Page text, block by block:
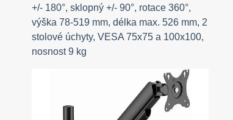
+/- 180°, sklopný +/- 90°, rotace 360°,
výška 78-519 mm, délka max. 526 mm, 2
stolové úchyty, VESA 75x75 a 100x100,
nosnost 9 kg